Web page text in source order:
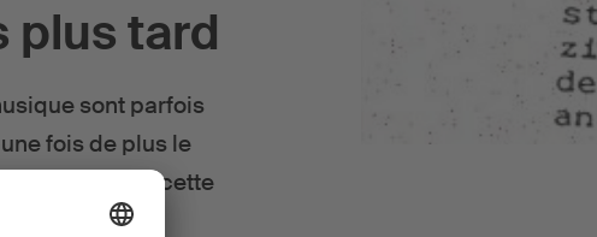
plus tard
sont parfois
fois de plus le
souvenu que cette
longue durée.